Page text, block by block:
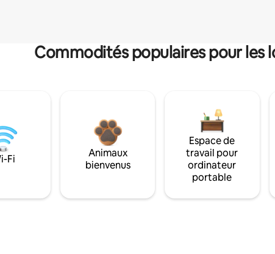
Commodités populaires pour les
Fi
Animaux
bienvenus
Espace de
travail pour
ordinateur
portable